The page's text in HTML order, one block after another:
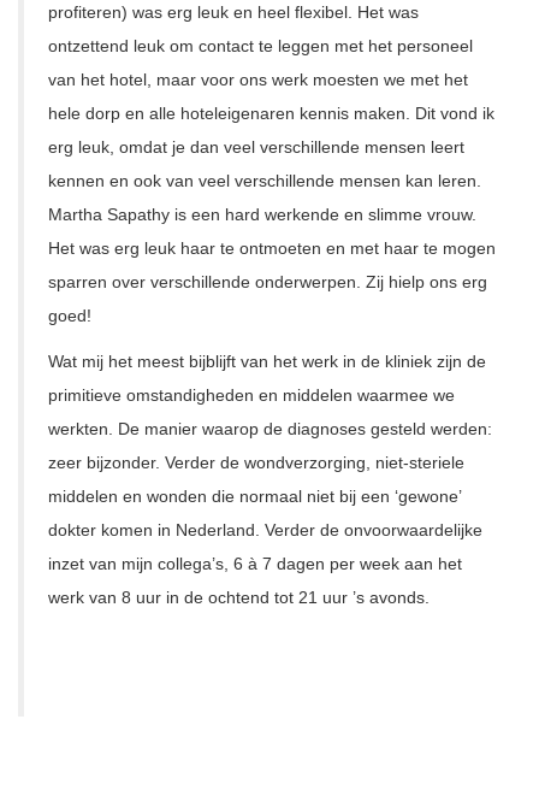
profiteren) was erg leuk en heel flexibel. Het was
ontzettend leuk om contact te leggen met het personeel
van het hotel, maar voor ons werk moesten we met het
hele dorp en alle hoteleigenaren kennis maken. Dit vond ik
erg leuk, omdat je dan veel verschillende mensen leert
kennen en ook van veel verschillende mensen kan leren.
Martha Sapathy is een hard werkende en slimme vrouw.
Het was erg leuk haar te ontmoeten en met haar te mogen
sparren over verschillende onderwerpen. Zij hielp ons erg
goed!
Wat mij het meest bijblijft van het werk in de kliniek zijn de
primitieve omstandigheden en middelen waarmee we
werkten. De manier waarop de diagnoses gesteld werden:
zeer bijzonder. Verder de wondverzorging, niet-steriele
middelen en wonden die normaal niet bij een ‘gewone’
dokter komen in Nederland. Verder de onvoorwaardelijke
inzet van mijn collega’s, 6 à 7 dagen per week aan het
werk van 8 uur in de ochtend tot 21 uur ’s avonds.